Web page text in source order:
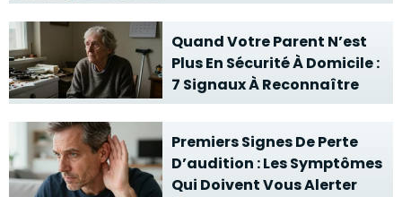
Quand Votre Parent N’est
Plus En Sécurité À Domicile :
7 Signaux À Reconnaître
Premiers Signes De Perte
D’audition : Les Symptômes
Qui Doivent Vous Alerter